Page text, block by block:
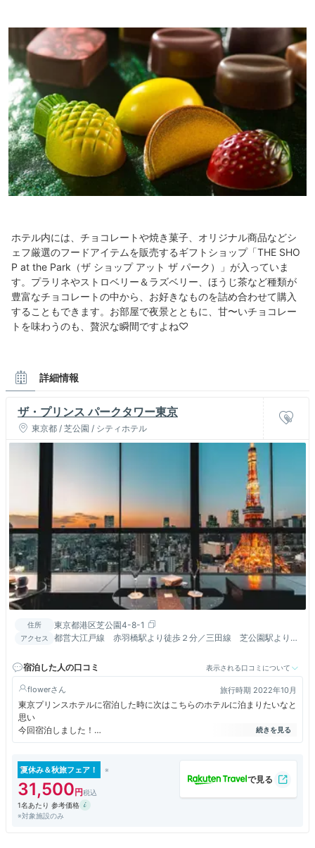
ホテル内には、チョコレートや焼き菓子、オリジナル商品などシ
ェフ厳選のフードアイテムを販売するギフトショップ「THE SHO
P at the Park（ザ ショップ アット ザ パーク）」が入っていま
す。プラリネやストロベリー＆ラズベリー、ほうじ茶など種類が
豊富なチョコレートの中から、お好きなものを詰め合わせて購入
することもできます。お部屋で夜景とともに、甘〜いチョコレー
トを味わうのも、贅沢な瞬間ですよね♡
詳細情報
ザ・プリンス パークタワー東京
東京都 / 芝公園 / シティホテル
住所 東京都港区芝公園4-8-1
アクセス
都営大江戸線 赤羽橋駅より徒歩２分／三田線 芝公園駅より徒
宿泊した人の口コミ
表示される口コミについて
flower 旅行時期 2022年10月
東京プリンスホテルに宿泊した時に次はこちらのホテルに泊まりたいなと
思い
今回宿泊しました！
す。
ソファーに座るとタワーが見えるので、ただただ眺めて休養出来ました！
朝食ブッフェは東京プリンスと同じような内容ですが３３階からの眺めが
素晴らしかったです。東京タワー側の窓際に座れて嬉しかったです。
夏休み＆秋旅フェア！
31,500
1名あたり 参考価格
※対象施設のみ